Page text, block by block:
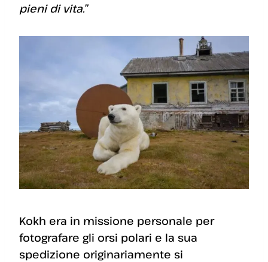
pieni di vita.”
Kokh era in missione personale per
fotografare gli orsi polari e la sua
spedizione originariamente si